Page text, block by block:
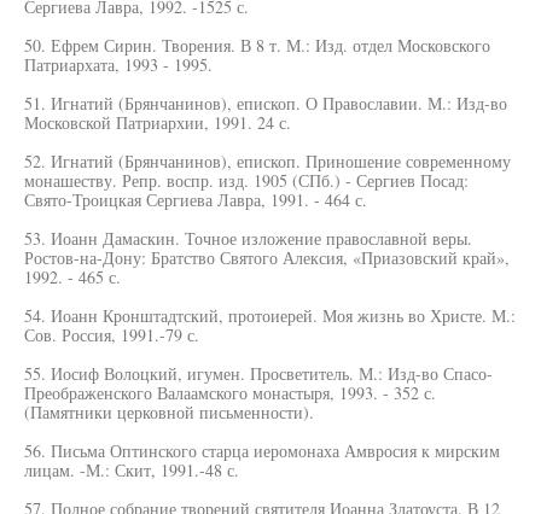
Сергиева Лавра, 1992. -1525 с.
50. Ефрем Сирин. Творения. В 8 т. М.: Изд. отдел Московского
Патриархата, 1993 - 1995.
51. Игнатий (Брянчанинов), епископ. О Православии. М.: Изд-во
Московской Патриархии, 1991. 24 с.
52. Игнатий (Брянчанинов), епископ. Приношение современному
монашеству. Репр. воспр. изд. 1905 (СПб.) - Сергиев Посад:
Свято-Троицкая Сергиева Лавра, 1991. - 464 с.
53. Иоанн Дамаскин. Точное изложение православной веры.
Ростов-на-Дону: Братство Святого Алексия, «Приазовский край»,
1992. - 465 с.
54. Иоанн Кронштадтский, протоиерей. Моя жизнь во Христе. М.:
Сов. Россия, 1991.-79 с.
55. Иосиф Волоцкий, игумен. Просветитель. М.: Изд-во Спасо-
Преображенского Валаамского монастыря, 1993. - 352 с.
(Памятники церковной письменности).
56. Письма Оптинского старца иеромонаха Амвросия к мирским
лицам. -М.: Скит, 1991.-48 с.
57. Полное собрание творений святителя Иоанна Златоуста. В 12